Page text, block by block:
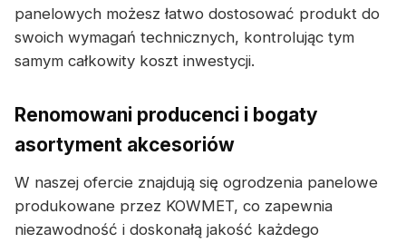
panelowych możesz łatwo dostosować produkt do
swoich wymagań technicznych, kontrolując tym
samym całkowity koszt inwestycji.
Renomowani producenci i bogaty
asortyment akcesoriów
W naszej ofercie znajdują się ogrodzenia panelowe
produkowane przez KOWMET, co zapewnia
niezawodność i doskonałą jakość każdego